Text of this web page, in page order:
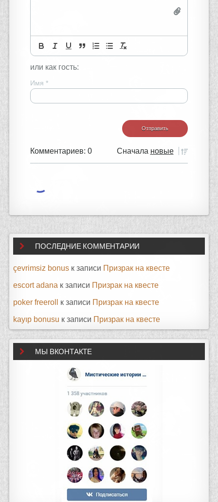
или как гость:
Имя *
Комментариев: 0 Сначала новые
ПОСЛЕДНИЕ КОММЕНТАРИИ
çevrimsiz bonus к записи Призрак на квесте
escort adana к записи Призрак на квесте
poker freeroll к записи Призрак на квесте
kayıp bonusu к записи Призрак на квесте
МЫ ВКОНТАКТЕ